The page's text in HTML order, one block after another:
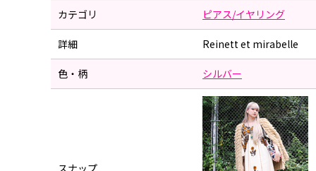
カテゴリ ピアス/イヤリング
詳細 Reinett et mirabelle
色・柄 シルバー
スナップ